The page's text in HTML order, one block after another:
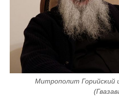
Митрополит Горийский